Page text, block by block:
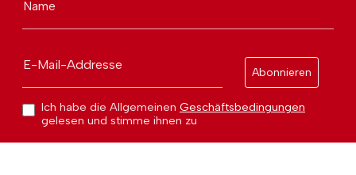
Name
E-Mail-Addresse
Abonnieren
Ich habe die Allgemeinen Geschäftsbedingungen
gelesen und stimme ihnen zu